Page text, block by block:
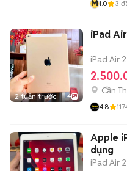
M1.0 3
2 tuần trước 4
iPad
iPad Air 2
Cần
4.8
Apple
dụng
iPad Air 2